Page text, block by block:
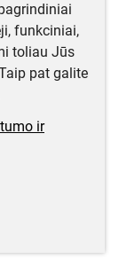
funkciniai,
toliau Jūs
pat galite
ir